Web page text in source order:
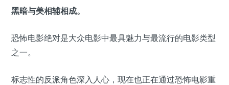
黑暗与美相辅相成。
恐怖电影绝对是大众电影中最具魅力与最流行的电影类型
之一。
标志性的反派角色深入人心，现在也正在通过恐怖电影重